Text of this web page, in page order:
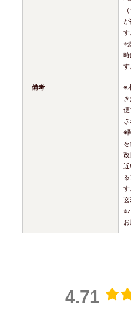
が
す
※
時
す
備考
※
※
玄
※
4.71